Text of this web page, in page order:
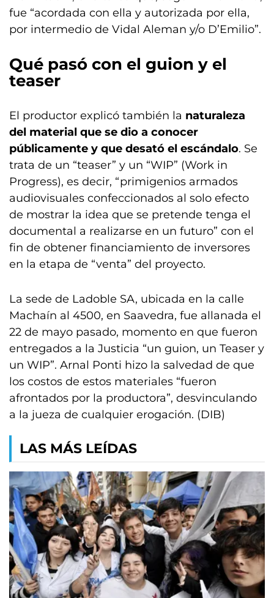
fue “acordada con ella y autorizada por ella,
por intermedio de Vidal Aleman y/o D’Emilio”.
Qué pasó con el guion y el
teaser
El productor explicó también la naturaleza
del material que se dio a conocer
públicamente y que desató el escándalo. Se
trata de un “teaser” y un “WIP” (Work in
Progress), es decir, “primigenios armados
audiovisuales confeccionados al solo efecto
de mostrar la idea que se pretende tenga el
documental a realizarse en un futuro” con el
fin de obtener financiamiento de inversores
en la etapa de “venta” del proyecto.
La sede de Ladoble SA, ubicada en la calle
Machaín al 4500, en Saavedra, fue allanada el
22 de mayo pasado, momento en que fueron
entregados a la Justicia “un guion, un Teaser y
un WIP”. Arnal Ponti hizo la salvedad de que
los costos de estos materiales “fueron
afrontados por la productora”, desvinculando
a la jueza de cualquier erogación. (DIB)
LAS MÁS LEÍDAS